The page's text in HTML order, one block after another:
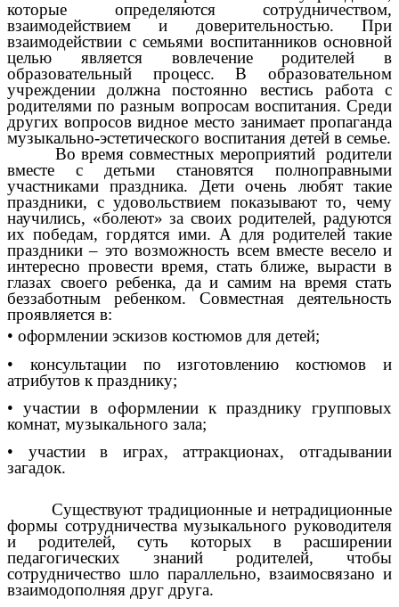
которые определяются сотрудничеством,
взаимодействием и доверительностью. При
взаимодействии с семьями воспитанников основной
целью является вовлечение родителей в
образовательный процесс. В образовательном
учреждении должна постоянно вестись работа с
родителями по разным вопросам воспитания. Среди
других вопросов видное место занимает пропаганда
музыкально-эстетического воспитания детей в семье.
Во время совместных мероприятий родители
вместе с детьми становятся полноправными
участниками праздника. Дети очень любят такие
праздники, с удовольствием показывают то, чему
научились, «болеют» за своих родителей, радуются
их победам, гордятся ими. А для родителей такие
праздники – это возможность всем вместе весело и
интересно провести время, стать ближе, вырасти в
глазах своего ребенка, да и самим на время стать
беззаботным ребенком. Совместная деятельность
проявляется в:
• оформлении эскизов костюмов для детей;
• консультации по изготовлению костюмов и
атрибутов к празднику;
• участии в оформлении к празднику групповых
комнат, музыкального зала;
• участии в играх, аттракционах, отгадывании
загадок.
Существуют традиционные и нетрадиционные
формы сотрудничества музыкального руководителя
и родителей, суть которых в расширении
педагогических знаний родителей, чтобы
сотрудничество шло параллельно, взаимосвязано и
взаимодополняя друг друга.